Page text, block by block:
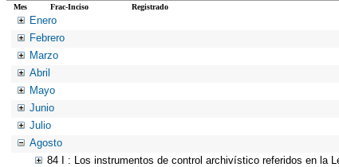
Mes Frac-Inciso Registrado
Enero
Febrero
Marzo
Abril
Mayo
Junio
Julio
Agosto
84 I : Los instrumentos de control archivístico referidos en la